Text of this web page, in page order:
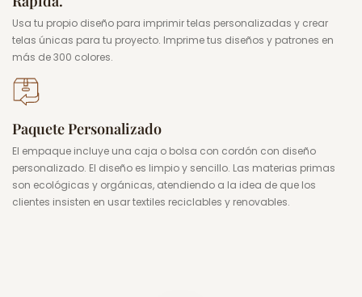
Usa tu propio diseño para imprimir telas personalizadas y crear
telas únicas para tu proyecto. Imprime tus diseños y patrones en
más de 300 colores.
Paquete Personalizado
El empaque incluye una caja o bolsa con cordón con diseño
personalizado. El diseño es limpio y sencillo. Las materias primas
son ecológicas y orgánicas, atendiendo a la idea de que los
clientes insisten en usar textiles reciclables y renovables.